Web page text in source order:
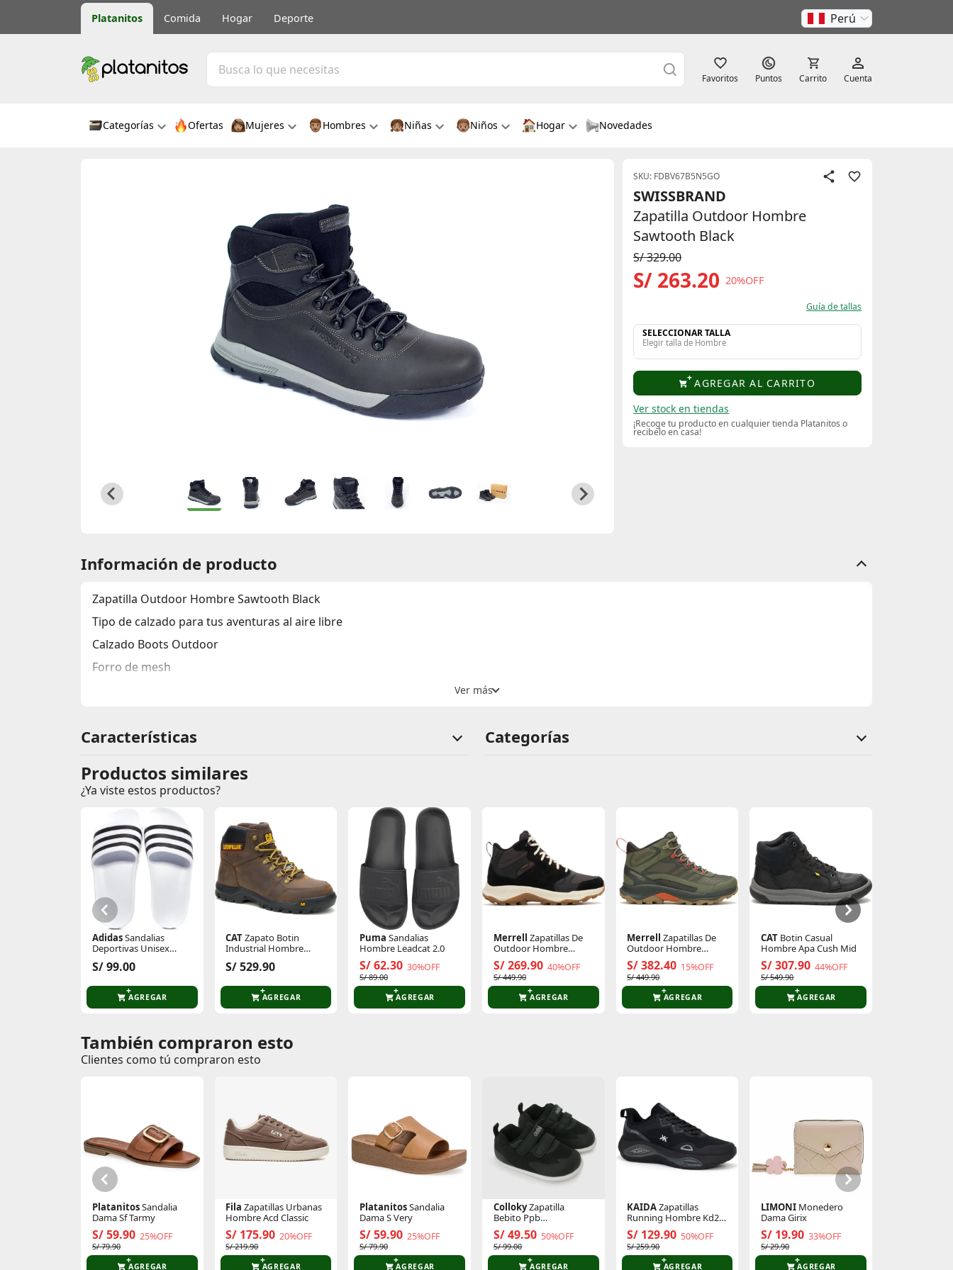
Platanitos Comida Hogar Deporte Perú
Favoritos Puntos Carrito Cuenta
Categorías Ofertas Mujeres Hombres Niñas Niños Hogar Novedades
SKU: FDBV67B5N5GO
SWISSBRAND
Zapatilla Outdoor Hombre
Sawtooth Black
S/ 329.00
S/ 263.20 20%OFF
Guía de tallas
SELECCIONAR TALLA
Elegir talla de Hombre
AGREGAR AL CARRITO
Ver stock en tiendas
¡Recoge tu producto en cualquier tienda Platanitos o
recibelo en casa!
Información de producto
Zapatilla Outdoor Hombre Sawtooth Black
Tipo de calzado para tus aventuras al aire libre
Calzado Boots Outdoor
Forro de mesh
Suela de caucho
Plantillas de espuma de caucho
Características Categorías
Productos similares
¿Ya viste estos productos?
AdidasSandalias
Deportivas Unisex
S/ 99.00
AGREGAR
CATZapato Botin
Industrial Hombre
S/ 529.90
AGREGAR
Puma Sandalias
Hombre Leadcat 2.0
S/ 62.30 30%OFF
S/ 89.00
AGREGAR
Merrell Zapatillas De
Outdoor Hombre
Tempo Sol Mid Wp
S/ 269.90 40%OFF
S/ 449.90
AGREGAR
Merrell Zapatillas De
Outdoor Hombre
Speed Strike 2 Mid Wp
S/ 382.40 15%OFF
S/ 449.90
AGREGAR
CAT Botin Casual
Hombre Apa Cush Mid
S/ 307.90 44%OFF
S/ 549.90
AGREGAR
Comentarios de clientes
Comentarios de clientes que compraron este producto
Sin calificaciones
Este producto aún no tiene calificaciones.
Sé el primero en comentar y acumula Puntos.
También compraron esto
Clientes como tú compraron esto
PlatanitosSandalia
Dama Sf Tarmy
S/ 59.90 25%OFF
S/ 79.90
AGREGAR
Fila Zapatillas Urbanas
Hombre Acd Classic
S/ 175.90 20%OFF
S/ 219.90
AGREGAR
PlatanitosSandalia
Dama S Very
S/ 59.90 25%OFF
S/ 79.90
AGREGAR
CollokyZapatilla
Bebito Ppb
37830301i26
S/ 49.50 50%OFF
S/ 99.00
AGREGAR
KAIDAZapatillas
Running Hombre Kd24-
03m
S/ 129.90 50%OFF
S/ 259.90
AGREGAR
LIMONI Monedero
Dama Girix
S/ 19.90 33%OFF
S/ 29.90
AGREGAR